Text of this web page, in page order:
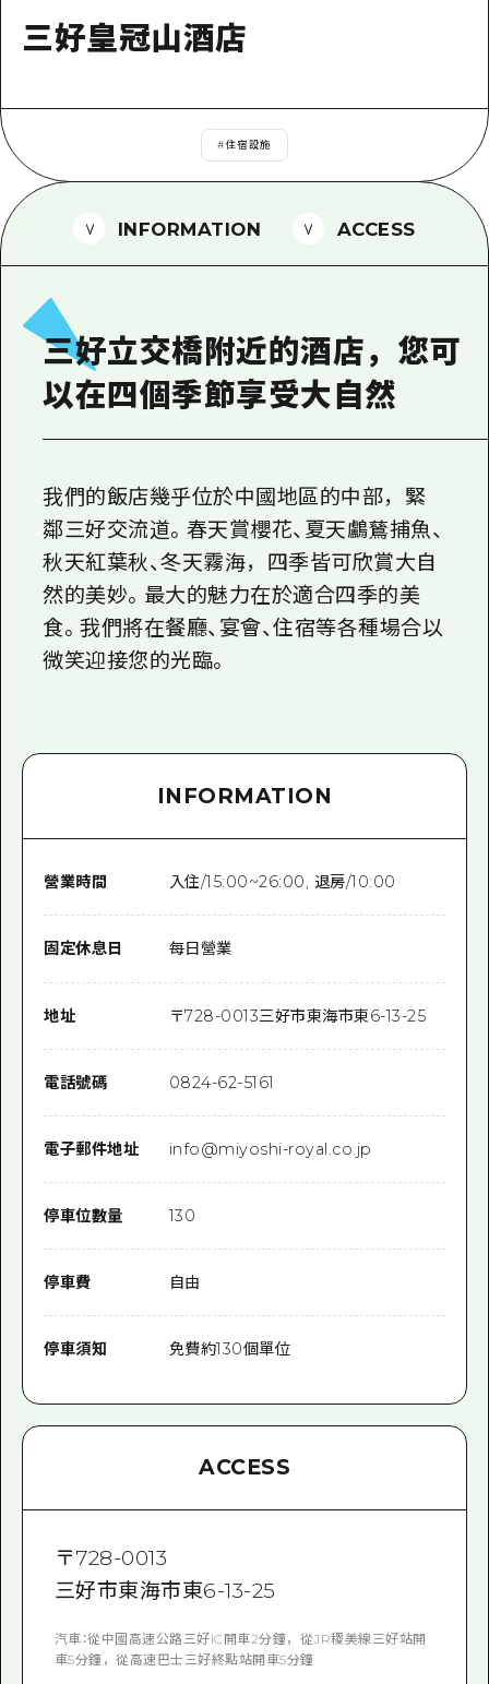
標準
治癒
短途旅行
一日遊
1晚2天
2晚3天
超值遊覽門票
廣島免費 Wi-Fi
常見問題
照片下載
三好皇冠山酒店
#住宿設施
INFORMATION ACCESS
三好立交橋附近的酒店，您可
以在四個季節享受大自然
我們的飯店幾乎位於中國地區的中部，緊
鄰三好交流道。春天賞櫻花、夏天鸕鶿捕魚、
秋天紅葉秋、冬天霧海，四季皆可欣賞大自
然的美妙。最大的魅力在於適合四季的美
食。我們將在餐廳、宴會、住宿等各種場合以
微笑迎接您的光臨。
INFORMATION
營業時間 入住/15:00~26:00, 退房/10:00
固定休息日 每日營業
地址 〒728-0013三好市東海市東6-13-25
電話號碼 0824-62-5161
電子郵件地址 info@miyoshi-royal.co.jp
停車位數量 130
停車費 自由
停車須知 免費約130個單位
ACCESS
〒728-0013
三好市東海市東6-13-25
汽車：從中國高速公路三好IC開車2分鐘，從JR稷美線三好站開
車5分鐘，從高速巴士三好終點站開車5分鐘